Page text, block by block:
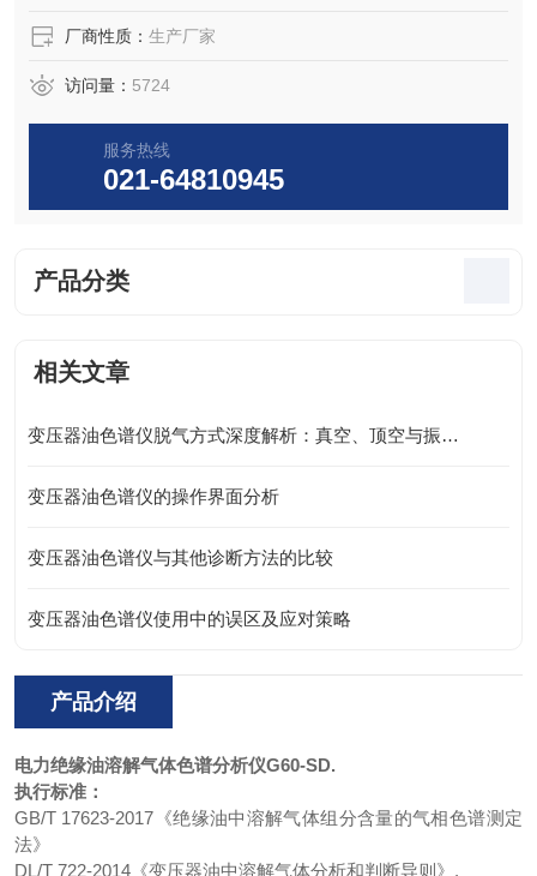
厂商性质： 生产厂家
访问量： 5724
服务热线
021-64810945
产品分类
相关文章
变压器油色谱仪脱气方式深度解析：真空、顶空与振荡的选型指南
变压器油色谱仪的操作界面分析
变压器油色谱仪与其他诊断方法的比较
变压器油色谱仪使用中的误区及应对策略
产品介绍
电力绝缘油溶解气体色谱分析仪G60-SD.
执行标准：
GB/T 17623-2017《绝缘油中溶解气体组分含量的气相色谱测定
法》
DL/T 722-2014《变压器油中溶解气体分析和判断导则》.